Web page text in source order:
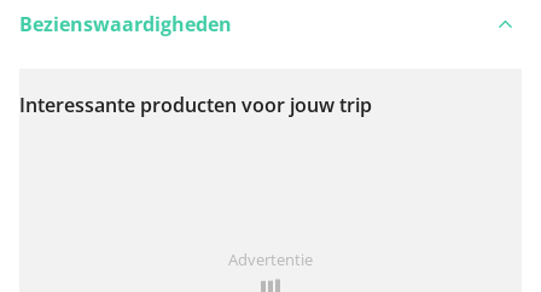
Bekijk op kaart
Bezienswaardigheden
Interessante producten voor jouw trip
Advertentie